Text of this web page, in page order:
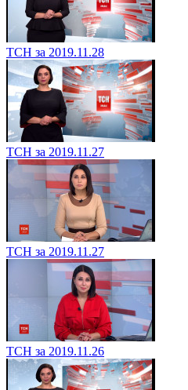
ТСН за 2019.11.28
ТСН за 2019.11.27
ТСН за 2019.11.27
ТСН за 2019.11.26